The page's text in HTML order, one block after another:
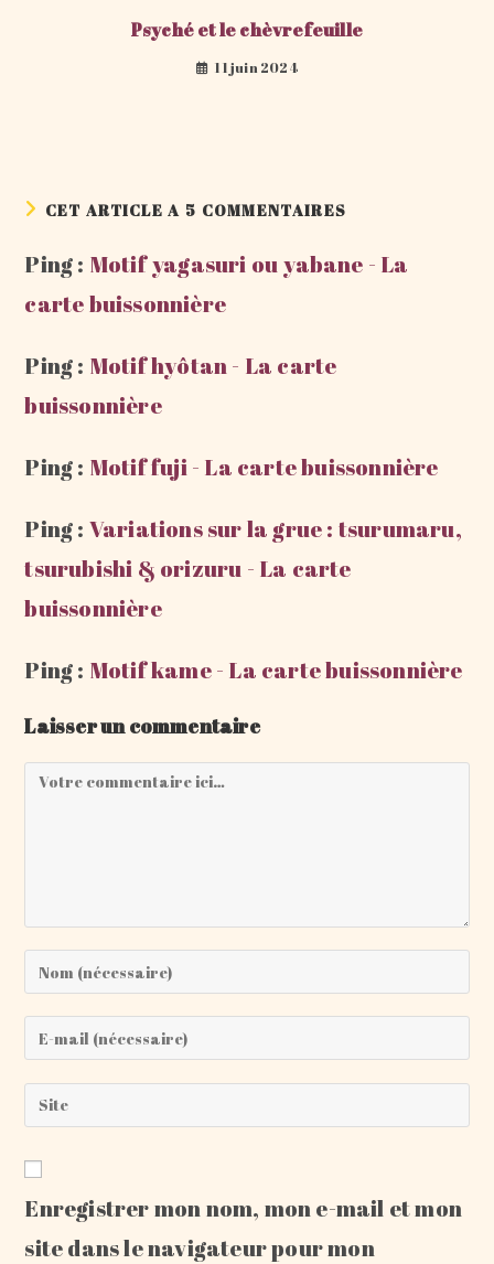
Psyché et le chèvrefeuille
11 juin 2024
CET ARTICLE A 5 COMMENTAIRES
Ping : Motif yagasuri ou yabane - La
carte buissonnière
Ping : Motif hyôtan - La carte
buissonnière
Ping : Motif fuji - La carte buissonnière
Ping : Variations sur la grue : tsurumaru,
tsurubishi & orizuru - La carte
buissonnière
Ping : Motif kame - La carte buissonnière
Laisser un commentaire
Comment
your
name
or
to
comment
Enter
your
email
address
comment
Saisir
l’URL
votre
site
Enregistrer mon nom, mon e-mail et mon
site dans le navigateur pour mon